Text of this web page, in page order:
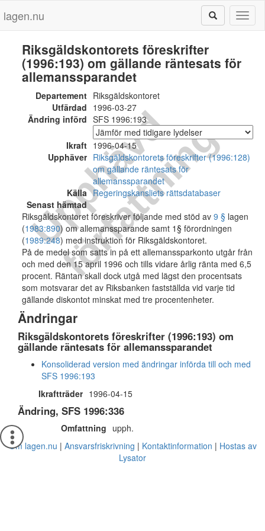
lagen.nu
U
p
p
h
ä
v
d
f
ö
r
f
a
t
t
n
i
n
g
Riksgäldskontorets föreskrifter
(1996:193) om gällande räntesats för
allemanssparandet
Departement Riksgäldskontoret
Utfärdad 1996-03-27
Ändring införd SFS 1996:193
Ikraft 1996-04-15
Upphäver Riksgäldskontorets föreskrifter (1996:128)
om gällande räntesats för
allemanssparandet
Källa Regeringskansliets rättsdatabaser
Senast hämtad
Riksgäldskontoret föreskriver följande med stöd av 9 § lagen
(1983:890) om allemanssparande samt 1§ förordningen
(1989:248) med instruktion för Riksgäldskontoret.
På de medel som satts in på ett allemanssparkonto utgår från
och med den 15 april 1996 och tills vidare årlig ränta med 6,5
procent. Räntan skall dock utgå med lägst den procentsats
som motsvarar det av Riksbanken fastställda vid varje tid
gällande diskontot minskat med tre procentenheter.
Ändringar
Riksgäldskontorets föreskrifter (1996:193) om
gällande räntesats för allemanssparandet
Konsoliderad version med ändringar införda till och med
SFS 1996:193
Ikraftträder 1996-04-15
Ändring, SFS 1996:336
Omfattning upph.
Om lagen.nu
Ansvarsfriskrivning Kontaktinformation
Hostas av
Lysator